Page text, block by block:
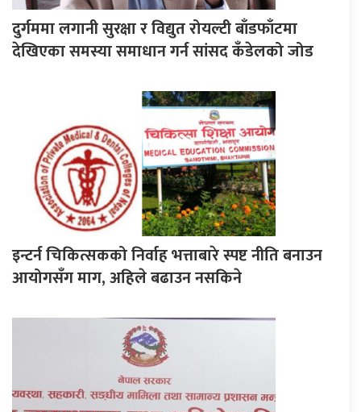
दुर्गममा लगानी सुरक्षा र विद्युत रोयल्टी बाँडफाँटमा
देखिएका समस्या समाधान गर्न सांसद कँडेलको जोड
इन्टर्न चिकित्सकको निर्वाह भत्ताबारे स्पष्ट नीति बनाउन
आयोगसँग माग, अहिले बढाउन नसकिने